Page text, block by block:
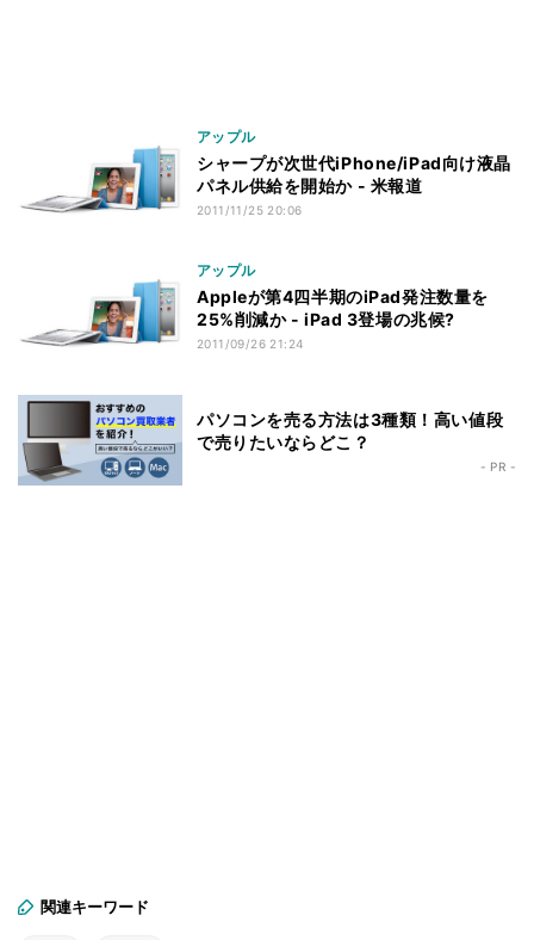
アップル
シャープが次世代iPhone/iPad向け液晶
パネル供給を開始か - 米報道
2011/11/25 20:06
アップル
Appleが第4四半期のiPad発注数量を
25%削減か - iPad 3登場の兆候?
2011/09/26 21:24
パソコンを売る方法は3種類！高い値段
で売りたいならどこ？
- PR -
関連キーワード